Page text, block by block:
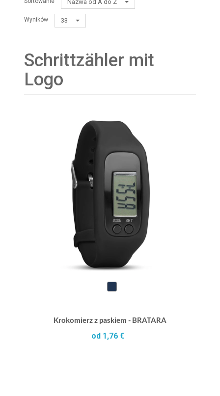
Nazwa od A do Z
Wyników 33
Schrittzähler mit
Logo
Krokomierz z paskiem - BRATARA
od 1,76 €